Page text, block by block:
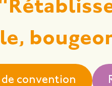
de convention